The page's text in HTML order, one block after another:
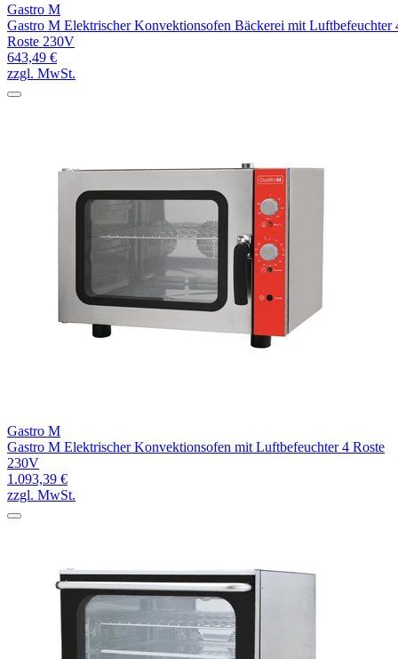
Gastro M
Gastro M Elektrischer Konvektionsofen Bäckerei mit Luftbefeuchter
Roste 230V
643,49 €
zzgl. MwSt.
Gastro M
Gastro M Elektrischer Konvektionsofen mit Luftbefeuchter 4 Roste
230V
1.093,39 €
zzgl. MwSt.